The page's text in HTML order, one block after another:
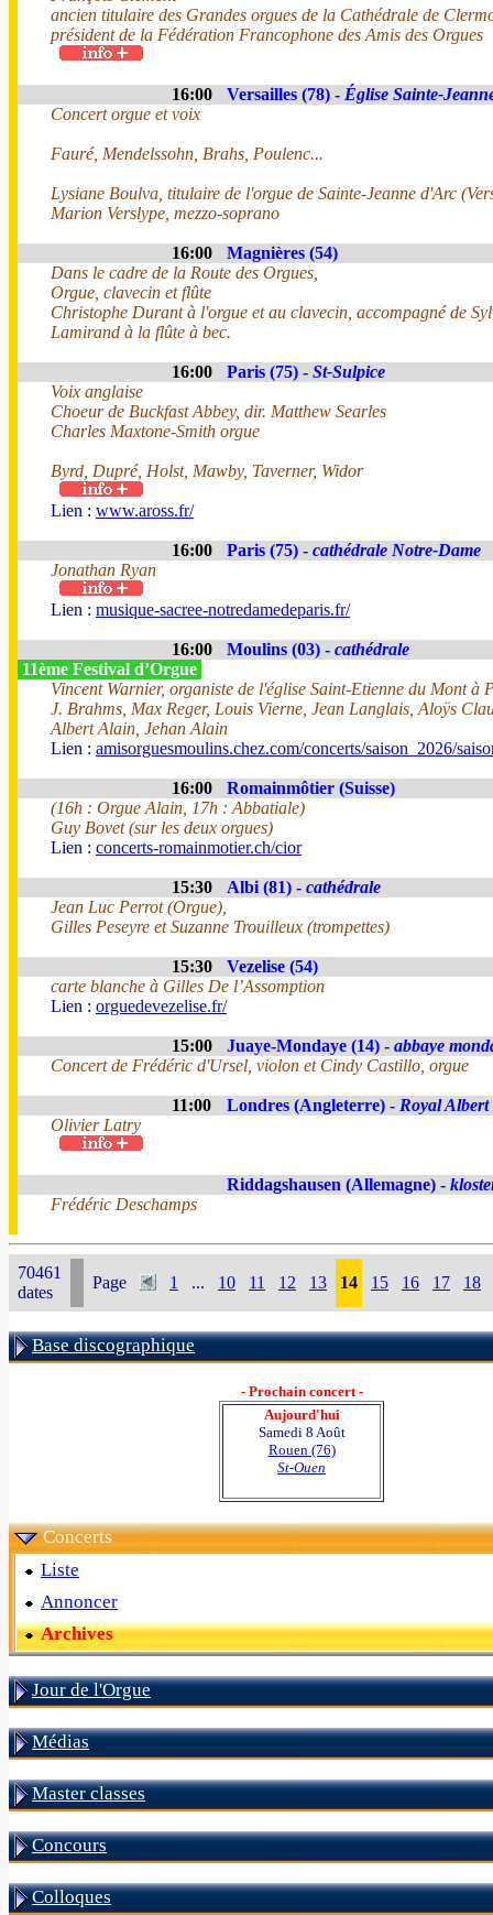
ancien titulaire des Grandes orgues de la Cathédrale de
président de la Fédération Francophone des Amis des Orgues
16:00 Versailles (78) - Église Sainte-
Concert orgue et voix
Fauré, Mendelssohn, Brahs, Poulenc...
Lysiane Boulva, titulaire de l'orgue de Sainte-Jeanne d'Arc
Marion Verslype, mezzo-soprano
16:00
Magnières (54)
Dans le cadre de la Route des Orgues,
Orgue, clavecin et flûte
Christophe Durant à l'orgue et au clavecin, accompagné de
Lamirand à la flûte à bec.
16:00 Paris (75) - St-Sulpice
Voix anglaise
Choeur de Buckfast Abbey, dir. Matthew Searles
Charles Maxtone-Smith orgue
Byrd, Dupré, Holst, Mawby, Taverner, Widor
Lien : www.aross.fr/
16:00 Paris (75) - cathédrale Notre-Dame
Jonathan Ryan
Lien : musique-sacree-notredamedeparis.fr/
16:00 Moulins (03) - cathédrale
11ème Festival d’Orgue
Vincent Warnier, organiste de l'église Saint-Etienne du Mont à
J. Brahms, Max Reger, Louis Vierne, Jean Langlais, Aloÿs
Albert Alain, Jehan Alain
Lien : amisorguesmoulins.chez.com/concerts/saison_2026/
16:00
Romainmôtier (Suisse)
(16h : Orgue Alain, 17h : Abbatiale)
Guy Bovet (sur les deux orgues)
Lien : concerts-romainmotier.ch/cior
15:30 Albi (81) - cathédrale
Jean Luc Perrot (Orgue),
Gilles Peseyre et Suzanne Trouilleux (trompettes)
15:30
Vezelise (54)
carte blanche à Gilles De l’Assomption
Lien : orguedevezelise.fr/
15:00 Juaye-Mondaye (14) - abbaye
Concert de Frédéric d'Ursel, violon et Cindy Castillo, orgue
11:00 Londres (Angleterre) - Royal
Olivier Latry
Riddagshausen (Allemagne) -
Frédéric Deschamps
70461
dates
Page 1 ... 10 11 12 13 14 15 16 17 18
Base discographique
- Prochain concert -
Aujourd'hui
Samedi 8 Août
Rouen (76)
St-Ouen
Concerts
Liste
Annoncer
Archives
Jour de l'Orgue
Médias
Master classes
Concours
Colloques